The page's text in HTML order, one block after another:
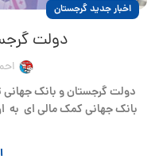
اخبار جدید گرجستان
دولت
دولت گرجستان و بانک جهانی